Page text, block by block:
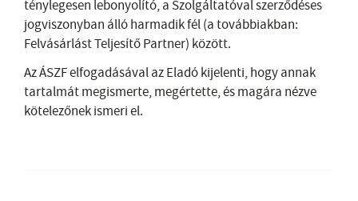
ténylegesen lebonyolító, a Szolgáltatóval szerződéses
jogviszonyban álló harmadik fél (a továbbiakban:
Felvásárlást Teljesítő Partner) között.
Az ÁSZF elfogadásával az Eladó kijelenti, hogy annak
tartalmát megismerte, megértette, és magára nézve
kötelezőnek ismeri el.